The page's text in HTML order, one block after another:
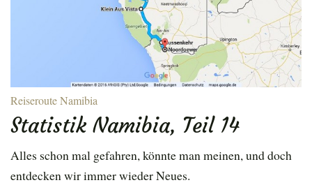
Reiseroute Namibia
Statistik Namibia, Teil 14
Alles schon mal gefahren, könnte man meinen, und doch
entdecken wir immer wieder Neues.